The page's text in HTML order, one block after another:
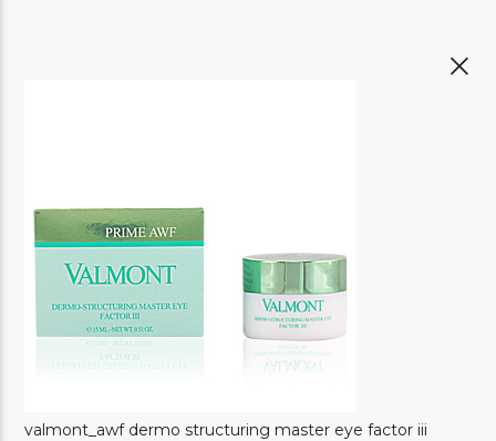
valmont_awf dermo structuring master eye factor iii